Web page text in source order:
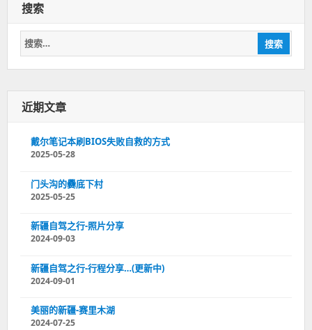
搜索
搜
索：
搜索
近期文章
戴尔笔记本刷BIOS失败自救的方式
2025-05-28
门头沟的爨底下村
2025-05-25
新疆自驾之行-照片分享
2024-09-03
新疆自驾之行-行程分享…(更新中)
2024-09-01
美丽的新疆-赛里木湖
2024-07-25